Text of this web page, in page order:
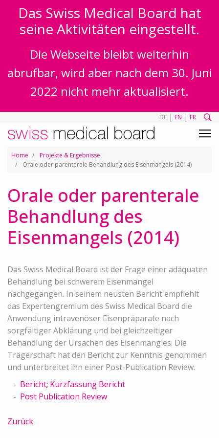
Das Swiss Medical Board hat
seine Aktivitäten eingestellt.
Die Webseite bleibt weiterhin
abrufbar, wird aber nach dem 30. Juni
2022 nicht mehr aktualisiert.
DE | EN | FR
Home
Projekte & Ergebnisse
Orale oder parenterale Behandlung des Eisenmangels (2014)
Orale oder parenterale
Behandlung des
Eisenmangels (2014)
Das Swiss Medical Board ist der Frage einer adäquaten
Behandlung bei schwerem Eisenmangel
nachgegangen. In seinem neusten Bericht empfiehlt
das Expertengremium des Swiss Medical Board die
Anwendung intravenöser Eisenpräparate nach
sorgfältiger Abklärung und bei gleichzeitiger
Behandlung der Ursachen des Eisenmangles. Die
Trägerschaft hat den Bericht zur Kenntnis genommen
und unterbreitet ihn einer Post-Publication Review.
Bericht; Kurzfassung Bericht
Post Publication Review
Zurück